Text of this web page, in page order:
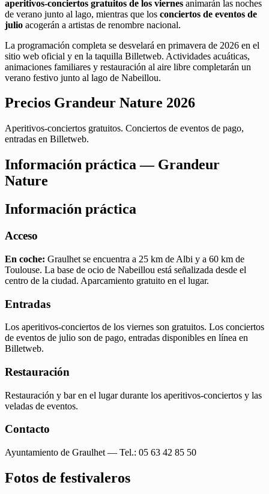
aperitivos-conciertos gratuitos de los viernes animarán las noches
de verano junto al lago, mientras que los conciertos de eventos de
julio acogerán a artistas de renombre nacional.
La programación completa se desvelará en primavera de 2026 en el
sitio web oficial y en la taquilla Billetweb. Actividades acuáticas,
animaciones familiares y restauración al aire libre completarán un
verano festivo junto al lago de Nabeillou.
Precios Grandeur Nature 2026
Aperitivos-conciertos gratuitos. Conciertos de eventos de pago,
entradas en Billetweb.
Información práctica — Grandeur
Nature
Información práctica
Acceso
En coche: Graulhet se encuentra a 25 km de Albi y a 60 km de
Toulouse. La base de ocio de Nabeillou está señalizada desde el
centro de la ciudad. Aparcamiento gratuito en el lugar.
Entradas
Los aperitivos-conciertos de los viernes son gratuitos. Los conciertos
de eventos de julio son de pago, entradas disponibles en línea en
Billetweb.
Restauración
Restauración y bar en el lugar durante los aperitivos-conciertos y las
veladas de eventos.
Contacto
Ayuntamiento de Graulhet — Tel.: 05 63 42 85 50
Fotos de festivaleros